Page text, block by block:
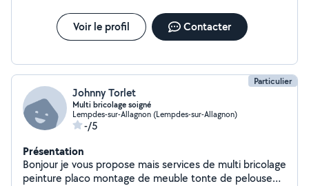
Voir le profil Contacter
Particulier
Johnny Torlet
Multi bricolage soigné
Lempdes-sur-Allagnon (Lempdes-sur-Allagnon)
-/5
Présentation
Bonjour je vous propose mais services de multi bricolage
peinture placo montage de meuble tonte de pelouse